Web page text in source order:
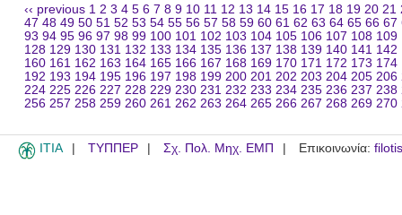
‹‹ previous 1 2 3 4 5 6 7 8 9 10 11 12 13 14 15 16 17 18 19 20 21
47 48 49 50 51 52 53 54 55 56 57 58 59 60 61 62 63 64 65 66 67
93 94 95 96 97 98 99 100 101 102 103 104 105 106 107 108 109
128 129 130 131 132 133 134 135 136 137 138 139 140 141 142
160 161 162 163 164 165 166 167 168 169 170 171 172 173 174
192 193 194 195 196 197 198 199 200 201 202 203 204 205 206
224 225 226 227 228 229 230 231 232 233 234 235 236 237 238
256 257 258 259 260 261 262 263 264 265 266 267 268 269 270
ITIA ΤΥΠΠΕΡ Σχ. Πολ. Μηχ. ΕΜΠ Επικοινωνία: